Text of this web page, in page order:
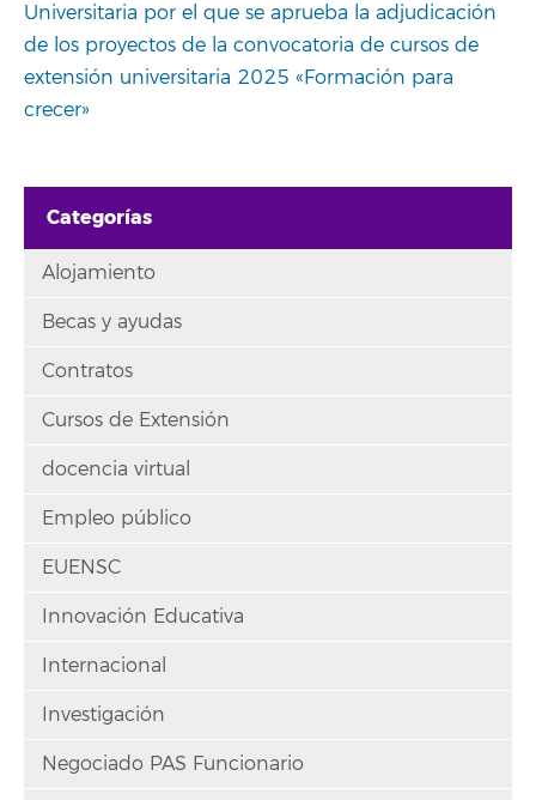
Universitaria por el que se aprueba la adjudicación
de los proyectos de la convocatoria de cursos de
extensión universitaria 2025 «Formación para
crecer»
Categorías
Alojamiento
Becas y ayudas
Contratos
Cursos de Extensión
docencia virtual
Empleo público
EUENSC
Innovación Educativa
Internacional
Investigación
Negociado PAS Funcionario